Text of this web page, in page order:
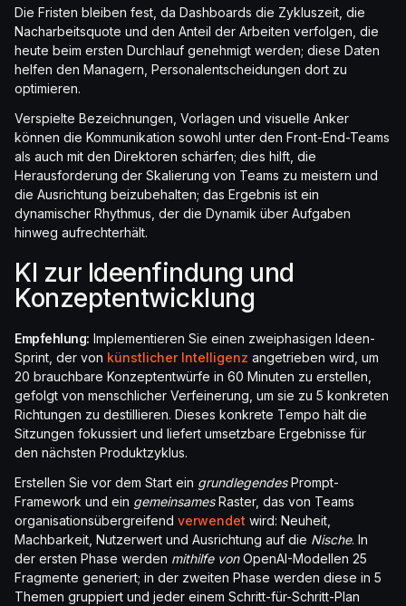
Die Fristen bleiben fest, da Dashboards die Zykluszeit, die
Nacharbeitsquote und den Anteil der Arbeiten verfolgen, die
heute beim ersten Durchlauf genehmigt werden; diese Daten
helfen den Managern, Personalentscheidungen dort zu
optimieren.
Verspielte Bezeichnungen, Vorlagen und visuelle Anker
können die Kommunikation sowohl unter den Front-End-Teams
als auch mit den Direktoren schärfen; dies hilft, die
Herausforderung der Skalierung von Teams zu meistern und
die Ausrichtung beizubehalten; das Ergebnis ist ein
dynamischer Rhythmus, der die Dynamik über Aufgaben
hinweg aufrechterhält.
KI zur Ideenfindung und
Konzeptentwicklung
Empfehlung: Implementieren Sie einen zweiphasigen Ideen-
Sprint, der von künstlicher Intelligenz angetrieben wird, um
20 brauchbare Konzeptentwürfe in 60 Minuten zu erstellen,
gefolgt von menschlicher Verfeinerung, um sie zu 5 konkreten
Richtungen zu destillieren. Dieses konkrete Tempo hält die
Sitzungen fokussiert und liefert umsetzbare Ergebnisse für
den nächsten Produktzyklus.
Erstellen Sie vor dem Start ein grundlegendesPrompt-
Framework und ein gemeinsamesRaster, das von Teams
organisationsübergreifend verwendet wird: Neuheit,
Machbarkeit, Nutzerwert und Ausrichtung auf die Nische. In
der ersten Phase werden mithilfe vonOpenAI-Modellen 25
Fragmente generiert; in der zweiten Phase werden diese in 5
Themen gruppiert und jeder einem Schritt-für-Schritt-Plan